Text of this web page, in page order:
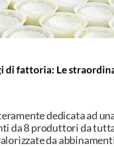
Un matrimonio
in collaborazione